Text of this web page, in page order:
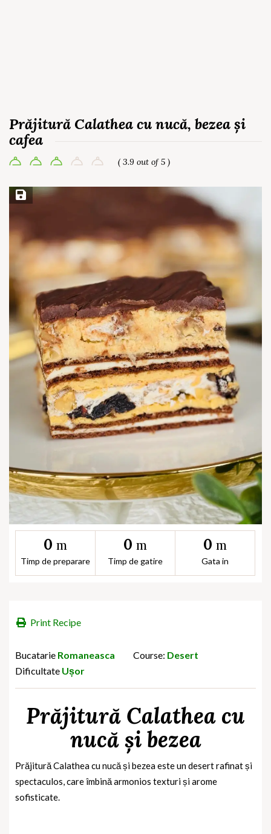
Prăjitură Calathea cu nucă, bezea și
cafea
( 3.9 out of 5 )
Save Recipe
0 m
Timp de preparare
0 m
Timp de gatire
0 m
Gata in
Print Recipe
Bucatarie Romaneasca Course: Desert
Dificultate Ușor
Prăjitură Calathea cu
nucă și bezea
Prăjitură Calathea cu nucă și bezeaeste un desert rafinat și
spectaculos, care îmbină armonios texturi și arome
sofisticate.